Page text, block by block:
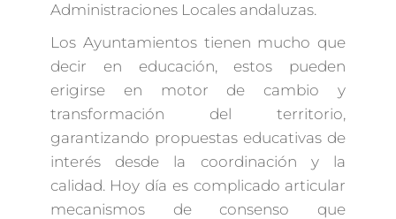
Administraciones Locales andaluzas.
Los Ayuntamientos tienen mucho que
decir en educación, estos pueden
erigirse en motor de cambio y
transformación del territorio,
garantizando propuestas educativas de
interés desde la coordinación y la
calidad. Hoy día es complicado articular
mecanismos de consenso que